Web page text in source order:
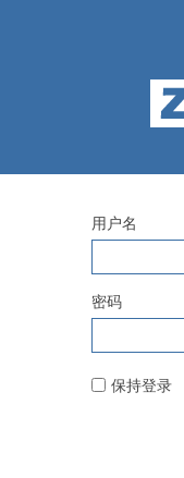
用户名
密码
保持登录